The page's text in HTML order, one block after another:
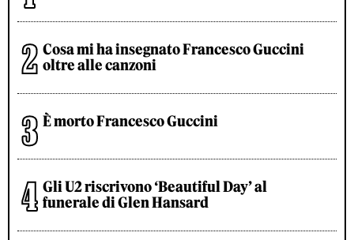
Cosa mi ha insegnato Francesco Guccini
oltre alle canzoni
È morto Francesco Guccini
Gli U2 riscrivono ‘Beautiful Day’ al
funerale di Glen Hansard